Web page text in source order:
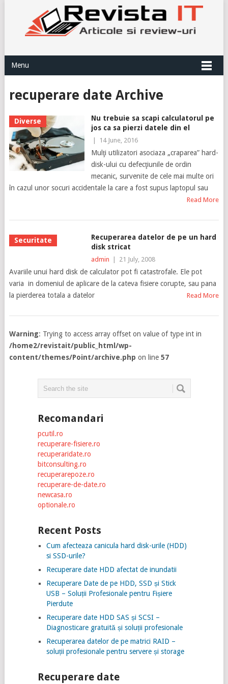
Menu
recuperare date Archive
Diverse
Nu trebuie sa scapi calculatorul pe
jos ca sa pierzi datele din el
14 June, 2016
Mulţi utilizatori asociaza „craparea” hard-
disk-ului cu defecţiunile de ordin
mecanic, survenite de cele mai multe ori
în cazul unor socuri accidentale la care a fost supus laptopul sau
Read More
Securitate
Recuperarea datelor de pe un hard
disk stricat
admin 21 July, 2008
Avariile unui hard disk de calculator pot fi catastrofale. Ele pot
varia in domeniul de aplicare de la cateva fisiere corupte, sau pana
la pierderea totala a datelor
Read More
Warning: Trying to access array offset on value of type int in
/home2/revistait/public_html/wp-
content/themes/Point/archive.php on line 57
Recomandari
pcutil.ro
recuperare-fisiere.ro
recuperaridate.ro
bitconsulting.ro
recuperarepoze.ro
recuperare-de-date.ro
newcasa.ro
optionale.ro
Recent Posts
Cum afecteaza canicula hard disk-urile (HDD)
si SSD-urile?
Recuperare date HDD afectat de inundatii
Recuperare Date de pe HDD, SSD și Stick
USB – Soluții Profesionale pentru Fișiere
Pierdute
Recuperare date HDD SAS și SCSI –
Diagnosticare gratuită și soluții profesionale
Recuperarea datelor de pe matrici RAID –
soluții profesionale pentru servere și storage
Recuperare date